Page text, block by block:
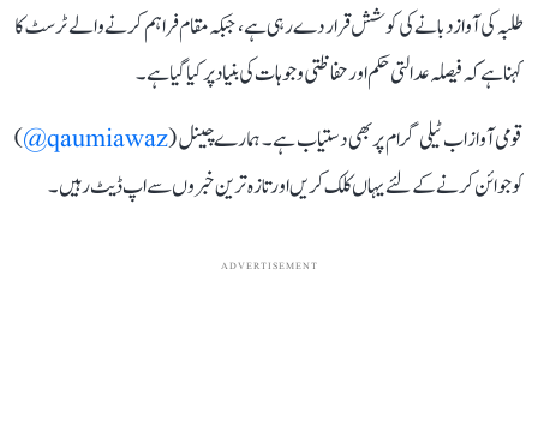
طلبہ کی آواز دبانے کی کوشش قرار دے رہی ہے، جبکہ مقام فراہم کرنے والے ٹرسٹ کا
کہنا ہے کہ فیصلہ عدالتی حکم اور حفاظتی وجوہات کی بنیاد پر کیا گیا ہے۔
قومی آواز اب ٹیلی گرام پر بھی دستیاب ہے۔ ہمارے چینل (qaumiawaz@
)
کو جوائن کرنے کے لئے یہاں کلک کریں اور تازہ ترین خبروں سے اپ ڈیٹ رہیں۔
ADVERTISEMENT